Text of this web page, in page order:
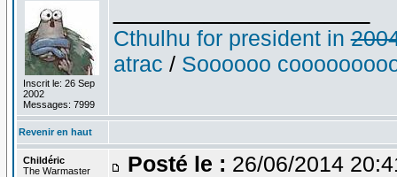
Inscrit le: 26 Sep
2002
Messages: 7999
Cthulhu for president in
atrac / Soooooo
Revenir en haut
Childéric
The Warmaster
Posté le : 26/06/2014